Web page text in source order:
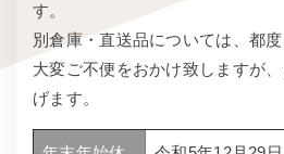
す。
別倉庫・直送品については、都度
大変ご不便をおかけ致しますが
げます。